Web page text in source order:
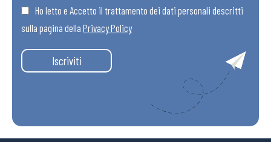
Ho letto e Accetto il trattamento dei dati personali descritti
sulla pagina della Privacy Policy
Iscriviti